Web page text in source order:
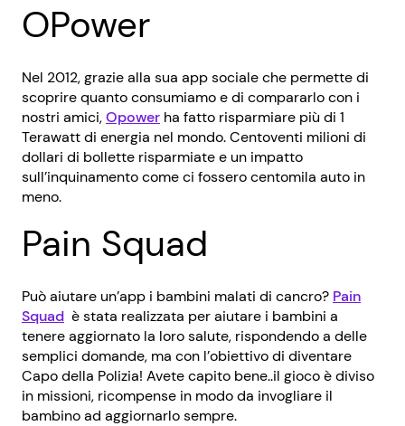
OPower
Nel 2012, grazie alla sua app sociale che permette di
scoprire quanto consumiamo e di compararlo con i
nostri amici,Opower ha fatto risparmiare più di 1
Terawatt di energia nel mondo. Centoventi milioni di
dollari di bollette risparmiate e un impatto
sull’inquinamento come ci fossero centomila auto in
meno.
Pain Squad
Può aiutare un’app i bambini malati di cancro? Pain
Squad è stata realizzata per aiutare i bambini a
tenere aggiornato la loro salute, rispondendo a delle
semplici domande, ma con l’obiettivo di diventare
Capo della Polizia! Avete capito bene..il gioco è diviso
in missioni, ricompense in modo da invogliare il
bambino ad aggiornarlo sempre.